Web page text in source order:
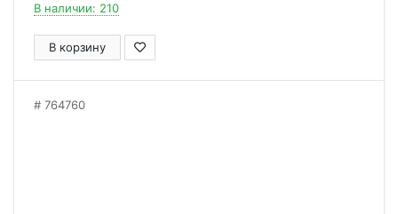
В наличии: 210
В корзину
764760